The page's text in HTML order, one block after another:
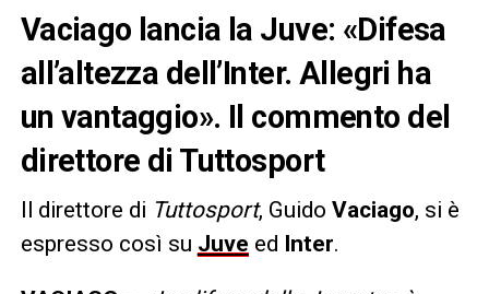
Vaciago lancia la Juve: «Difesa
all’altezza dell’Inter. Allegri ha
un vantaggio». Il commento del
direttore di Tuttosport
Il direttore di Tuttosport, Guido Vaciago, si è
espresso così su Juve ed Inter.